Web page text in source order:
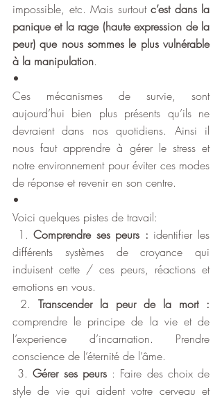
impossible, etc. Mais surtout c’est dans la
panique et la rage (haute expression de la
peur) que nous sommes le plus vulnérable
à la manipulation.
•
Ces mécanismes de survie, sont
aujourd’hui bien plus présents qu’ils ne
devraient dans nos quotidiens. Ainsi il
nous faut apprendre à gérer le stress et
notre environnement pour éviter ces modes
de réponse et revenir en son centre.
•
Voici quelques pistes de travail:
1. Comprendre ses peurs : identifier les
différents systèmes de croyance qui
induisent cette / ces peurs, réactions et
emotions en vous.
2.
comprendre le principe de la vie et de
l’experience d’incarnation. Prendre
conscience de l’éternité de l’âme.
3. Gérer ses peurs : Faire des choix de
style de vie qui aident votre cerveau et